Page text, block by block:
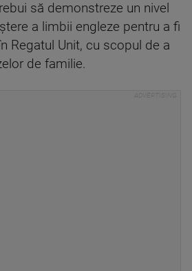
să demonstreze un nivel
a limbii engleze pentru a fi
Regatul Unit, cu scopul de a
de familie.